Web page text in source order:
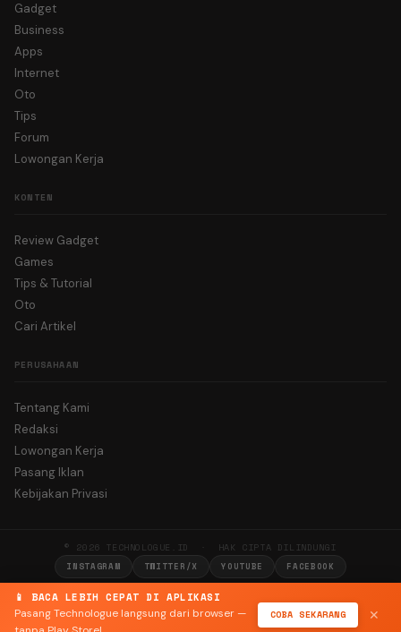
📱 BACA LEBIH CEPAT DI APLIKASI
Pasang Technologue langsung dari browser —
COBA SEKARANG ✕
Gadget
Business
Apps
Internet
Oto
Tips
Forum
Lowongan Kerja
KONTEN
Review Gadget
Games
Tips & Tutorial
Oto
Cari Artikel
PERUSAHAAN
Tentang Kami
Redaksi
Lowongan Kerja
Pasang Iklan
Kebijakan Privasi
© 2026 TECHNOLOGUE.ID · HAK CIPTA DILINDUNGI
INSTAGRAM TWITTER/X YOUTUBE FACEBOOK